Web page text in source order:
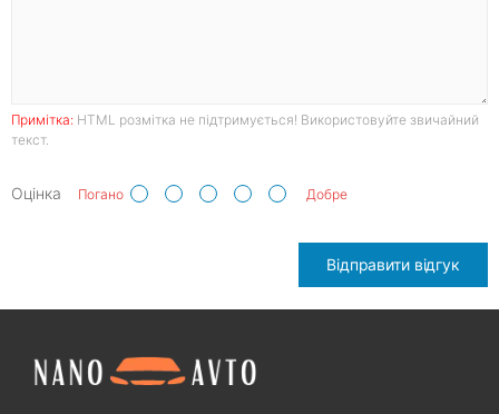
Примітка: HTML розмітка не підтримується! Використовуйте звичайний
текст.
Оцінка Погано Добре
Відправити відгук